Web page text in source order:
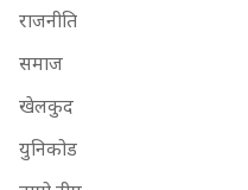
राजनीति
समाज
खेलकुद
युनिकोड